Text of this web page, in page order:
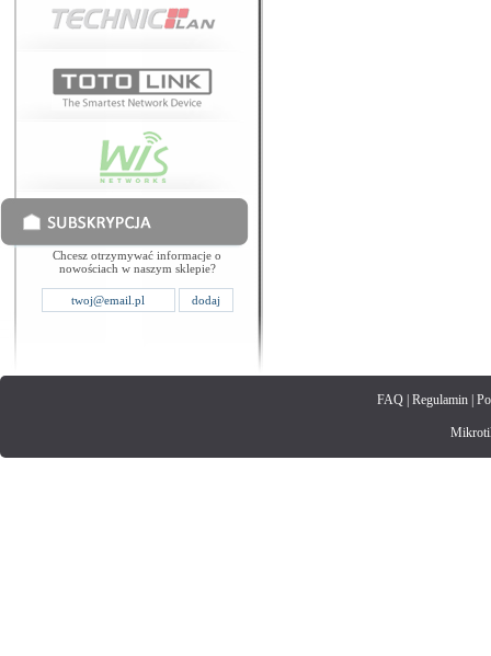
Chcesz otrzymywać informacje o
nowościach w naszym sklepie?
FAQ| Regulamin|